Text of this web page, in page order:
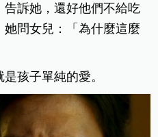
訴她，還好他們不給吃
問女兒：「為什麼這麼
是孩子單純的愛。